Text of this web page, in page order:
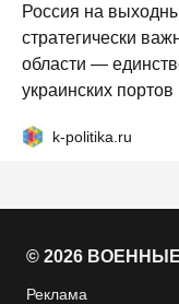
Россия на
стратегически
области —
украинских
k-politika.ru
© 2026
Реклама